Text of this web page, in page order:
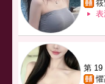
表
第 19
懼